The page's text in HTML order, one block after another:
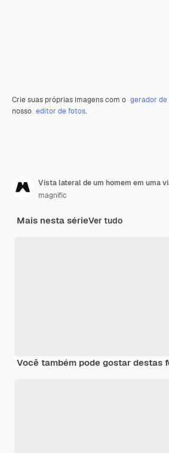
Crie suas próprias imagens com o gerador de
nosso editor de fotos.
magnific
Mais nesta sérieVer tudo
Você também pode gostar destas